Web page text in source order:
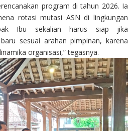
program di tahun 2026. Ia
rotasi mutasi ASN di lingkungan
Ibu sekalian harus siap jika
sesuai arahan pimpinan, karena
organisasi,” tegasnya.